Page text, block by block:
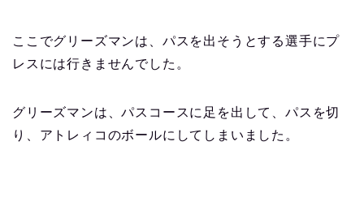
ここでグリーズマンは、パスを出そうとする選手にプ
レスには行きませんでした。
グリーズマンは、パスコースに足を出して、パスを切
り、アトレィコのボールにしてしまいました。